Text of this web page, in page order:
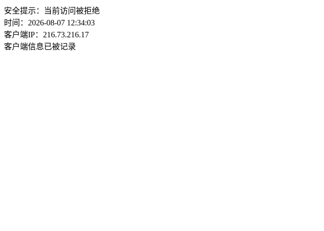
安全提示：当前访问被拒绝
时间：2026-08-07 12:34:03
客户端IP：216.73.216.17
客户端信息已被记录